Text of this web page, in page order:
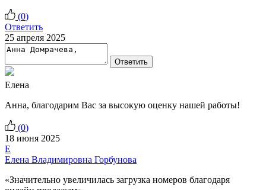
(0)
Ответить
25 апреля 2025
Ответить
Елена
Анна, благодарим Вас за высокую оценку нашей работы!
(0)
18 июня 2025
Е
Елена Владимировна Горбунова
«Значительно увеличилась загрузка номеров благодаря